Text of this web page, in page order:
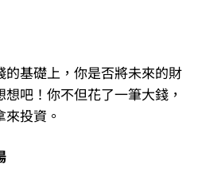
的基礎上，你是否將未來的財
吧！你不但花了一筆大錢，
投資。